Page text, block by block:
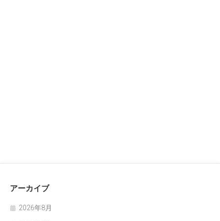
アーカイブ
2026年8月